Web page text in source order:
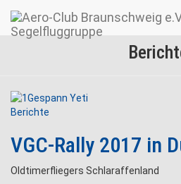
Berichte
VGC-Rally 2017 in
Oldtimerfliegers Schlaraffenland